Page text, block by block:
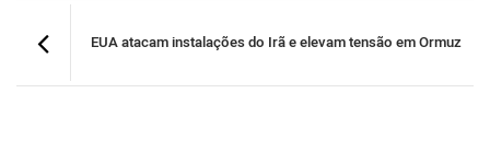
EUA atacam instalações do Irã e elevam tensão em Ormuz